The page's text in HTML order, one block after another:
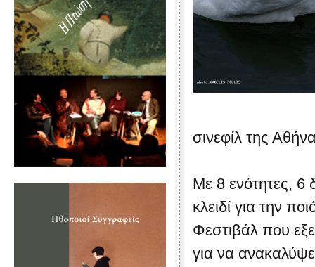
σινεφίλ της
Με 8 ενότητες, 6
κλειδί για την
Φεστιβάλ που
για να